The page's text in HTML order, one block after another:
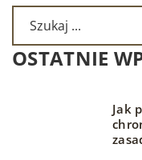
OSTATNIE
Jak